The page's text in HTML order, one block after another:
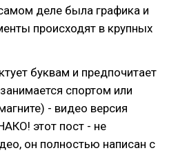
деле была графика и
происходят в крупных
буквам и предпочитает
спортом или
- видео версия
этот пост - не
он полностью написан с